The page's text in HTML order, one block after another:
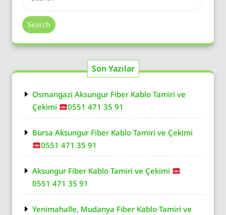
Search
Son Yazılar
Osmangazi Aksungur Fiber Kablo Tamiri ve
Çekimi
0551 471 35 91
Bursa Aksungur Fiber Kablo Tamiri ve Çekimi
0551 471 35 91
Aksungur Fiber Kablo Tamiri ve Çekimi
0551 471 35 91
Yenimahalle, Mudanya Fiber Kablo Tamiri ve